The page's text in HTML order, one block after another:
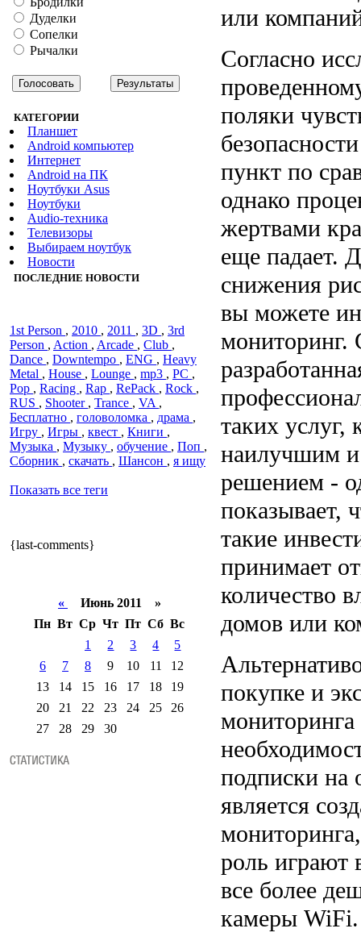
Дуделки
Сопелки
Рычалки
КАТЕГОРИИ
Планшет
Android компьютер
Интернет
Android на ПК
Ноутбуки Asus
Ноутбуки
Audiо-техника
Телевизоры
Выбираем ноутбук
Новости
ПОСЛЕДНИЕ НОВОСТИ
1st Person , 2010 , 2011 , 3D , 3rd
Person , Action , Arcade , Club ,
Dance , Downtempo , ENG , Heavy
Metal , House , Lounge , mp3 , PC ,
Pop , Racing , Rap , RePack , Rock ,
RUS , Shooter , Trance , VA ,
Бесплатно , головоломка , драма ,
Игру , Игры , квест , Книги ,
Музыка , Музыку , обучение , Поп ,
Сборник , скачать , Шансон , я ищу
Показать все теги
{last-comments}
«
Июнь 2011 »
Пн Вт Ср Чт Пт Сб Вс
1
2 3 4
5
6
7 8 9 10 11
12
13
14 15 16 17 18
19
20
21 22 23 24 25
26
27
28 29 30
или
Согласно
поляки
пункт по
однако
жертвами
еще падает.
снижения
вы можете
мониторинг.
таких услуг,
наилучшим
решением -
показывает,
такие
принимает
количество
домов или
покупке и
подписки на
является
роль играют
все более
камеры WiFi.